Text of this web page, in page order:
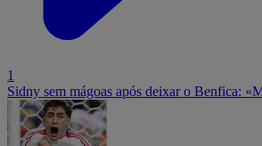
1
Sidny sem mágoas após deixar o Benfica: